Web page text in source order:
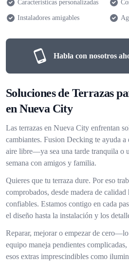
Características personalizadas
Instaladores amigables
Habla con nosotros
Soluciones de Terrazas
en Nueva City
Las terrazas en Nueva City enfrentan
cambiantes. Fusion Decking te ayuda a
aire libre—ya sea una tarde tranquila o
semana con amigos y familia.
Quieres que tu terraza dure. Por eso
comprobados, desde madera de calidad
confiables. Estamos contigo en cada
el diseño hasta la instalación y los
Reparar, mejorar o empezar de
equipo maneja pendientes
esos extras imprescindibles como